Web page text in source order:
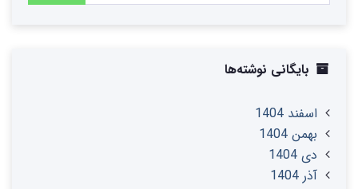
بایگانی نوشته‌ها
اسفند 1404
بهمن 1404
دی 1404
آذر 1404